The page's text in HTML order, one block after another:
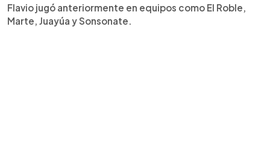
Flavio jugó anteriormente en equipos como El Roble,
Marte, Juayúa y Sonsonate.